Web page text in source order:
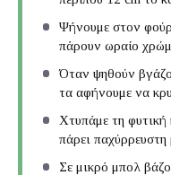
Ψήνουμε στον
πάρουν ωραίο
Όταν ψηθούν
τα αφήνουμε να
Χτυπάμε τη φυτική
πάρει
Σε μικρό μπολ